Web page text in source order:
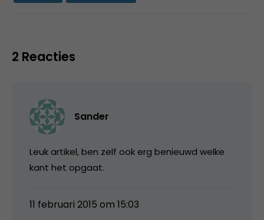
2 Reacties
Sander
Leuk artikel, ben zelf ook erg benieuwd welke
kant het opgaat.
11 februari 2015 om 15:03